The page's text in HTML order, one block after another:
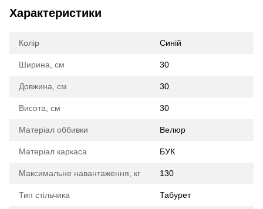
Характеристики
Колір Синій
Ширина, см 30
Довжина, см 30
Висота, см 30
Матеріал оббивки Велюр
Матеріал каркаса БУК
Максимальне навантаження, кг 130
Тип стільчика Табурет